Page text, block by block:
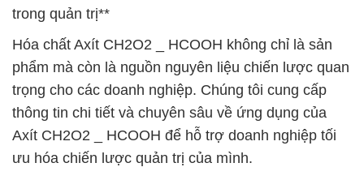
trong quản trị**
Hóa chất Axít CH2O2 _ HCOOH không chỉ là sản
phẩm mà còn là nguồn nguyên liệu chiến lược quan
trọng cho các doanh nghiệp. Chúng tôi cung cấp
thông tin chi tiết và chuyên sâu về ứng dụng của
Axít CH2O2 _ HCOOH để hỗ trợ doanh nghiệp tối
ưu hóa chiến lược quản trị của mình.